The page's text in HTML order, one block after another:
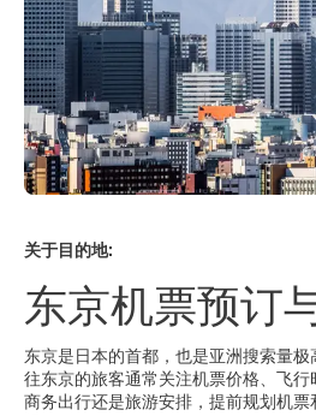
关于目的地:
东京机票预订
东京是日本的首都，也是亚洲搜索量
往东京的旅客通常关注机票价格、飞
商务出行还是旅游安排，提前规划机